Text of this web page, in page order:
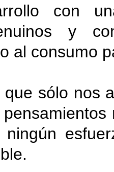
con
y
al consumo
que sólo nos